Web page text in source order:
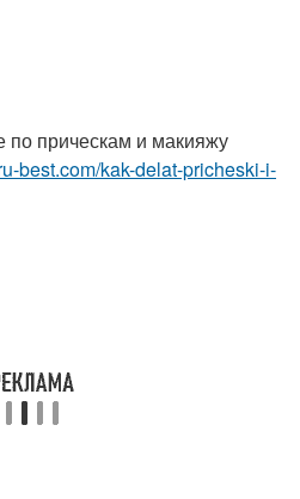
по прическам и макияжу
best.com/kak-delat-pricheski-i-